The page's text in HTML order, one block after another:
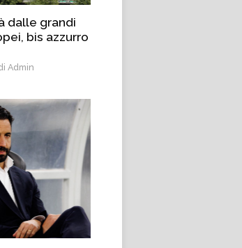
dalle grandi
bis azzurro
Admin